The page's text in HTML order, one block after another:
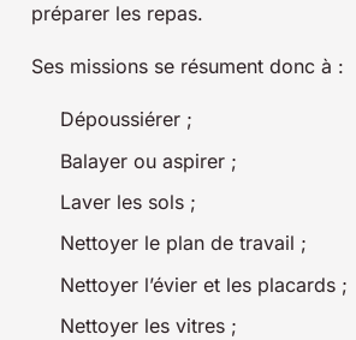
préparer les repas.
Ses missions se résument donc à :
Dépoussiérer ;
Balayer ou aspirer ;
Laver les sols ;
Nettoyer le plan de travail ;
Nettoyer l’évier et les placards ;
Nettoyer les vitres ;